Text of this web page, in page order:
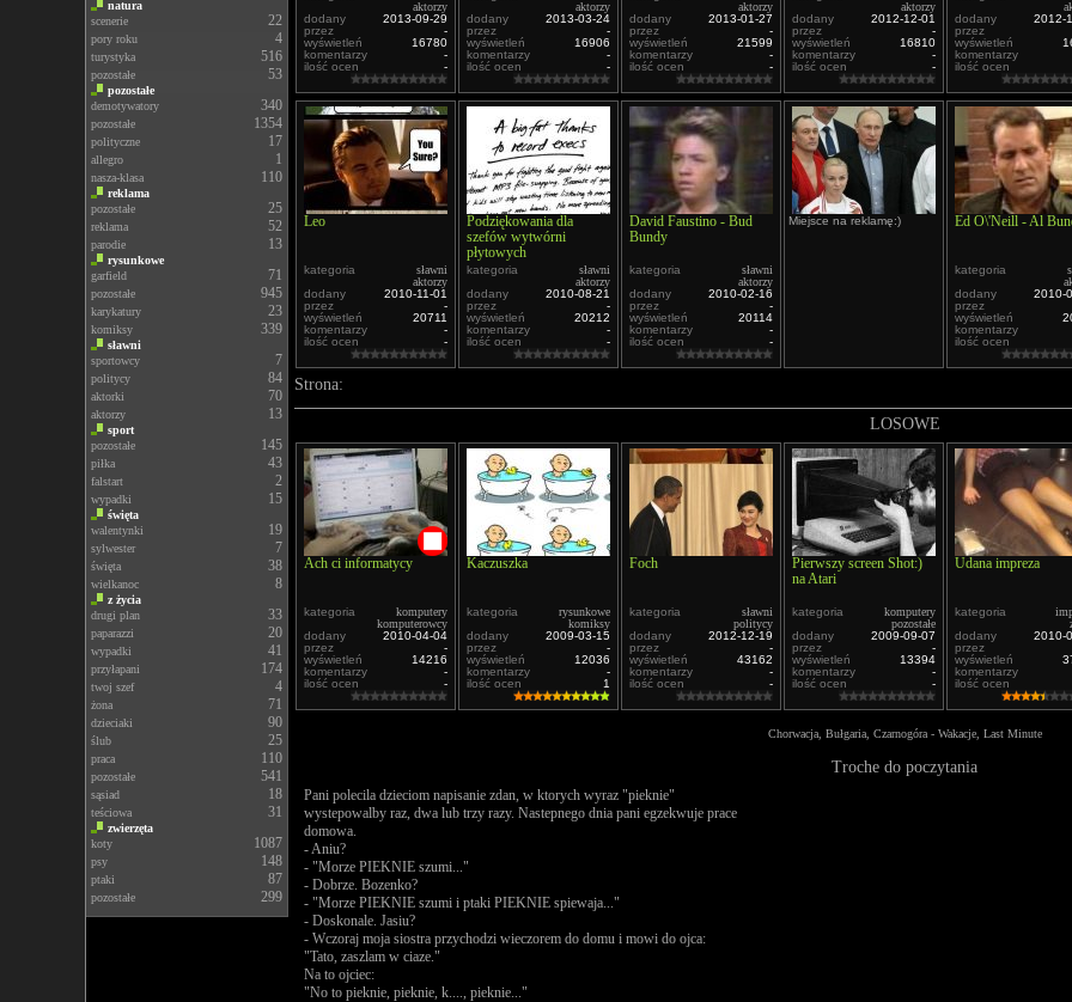
natura
scenerie
22
pory roku 4
turystyka 516
pozostałe 53
pozostałe
demotywatory
340
pozostałe 1354
polityczne 17
allegro 1
nasza-klasa 110
reklama
pozostałe
25
reklama 52
parodie 13
rysunkowe
garfield
71
pozostałe 945
karykatury 23
komiksy 339
sławni
sportowcy
7
politycy 84
aktorki 70
aktorzy 13
sport
pozostałe
145
piłka 43
falstart 2
wypadki 15
święta
walentynki
19
sylwester 7
święta 38
wielkanoc 8
z życia
drugi plan
33
paparazzi 20
wypadki 41
przyłapani 174
twoj szef 4
żona 71
dzieciaki 90
ślub 25
praca 110
pozostałe 541
sąsiad 18
teściowa 31
zwierzęta
koty
1087
psy 148
ptaki 87
pozostałe 299
aktorzy
dodany
2013-09-29
przez
-
wyświetleń
16780
komentarzy
-
ilość ocen
-
aktorzy
dodany
2013-03-24
przez
-
wyświetleń
16906
komentarzy
-
ilość ocen
-
aktorzy
dodany
2013-01-27
przez
-
wyświetleń
21599
komentarzy
-
ilość ocen
-
aktorzy
dodany
2012-12-01
przez
-
wyświetleń
16810
komentarzy
-
ilość ocen
-
dodany
2012-
przez
wyświetleń
komentarzy
ilość ocen
Leo
kategoria
sławni
aktorzy
dodany
2010-11-01
przez
-
wyświetleń
20711
komentarzy
-
ilość ocen
-
Podziękowania dla
szefów wytwórni
płytowych
kategoria
sławni
aktorzy
dodany
2010-08-21
przez
-
wyświetleń
20212
komentarzy
-
ilość ocen
-
David Faustino - Bud
Bundy
kategoria
sławni
aktorzy
dodany
2010-02-16
przez
-
wyświetleń
20114
komentarzy
-
ilość ocen
-
Miejsce na reklamę:) Ed O\'Neill - Al
kategoria
dodany
2010-
przez
wyświetleń
komentarzy
ilość ocen
Strona:
LOSOWE
Ach ci informatycy
kategoria
komputery
komputerowcy
dodany
2010-04-04
przez
-
wyświetleń
14216
komentarzy
-
ilość ocen
-
Kaczuszka
kategoria
rysunkowe
komiksy
dodany
2009-03-15
przez
-
wyświetleń
12036
komentarzy
-
ilość ocen
1
Foch
kategoria
sławni
politycy
dodany
2012-12-19
przez
-
wyświetleń
43162
komentarzy
-
ilość ocen
-
Pierwszy screen Shot:)
na Atari
kategoria
komputery
pozostałe
dodany
2009-09-07
przez
-
wyświetleń
13394
komentarzy
-
ilość ocen
-
Udana impreza
kategoria
dodany
2010-
przez
wyświetleń
komentarzy
ilość ocen
Chorwacja, Bułgaria, Czarnogóra - Wakacje, Last Minute
Troche do poczytania
Pani polecila dzieciom napisanie zdan, w ktorych wyraz "pieknie"
wystepowalby raz, dwa lub trzy razy. Nastepnego dnia pani egzekwuje prace
domowa.
- Aniu?
- "Morze PIEKNIE szumi..."
- Dobrze. Bozenko?
- "Morze PIEKNIE szumi i ptaki PIEKNIE spiewaja..."
- Doskonale. Jasiu?
- Wczoraj moja siostra przychodzi wieczorem do domu i mowi do ojca:
"Tato, zaszlam w ciaze."
Na to ojciec:
"No to pieknie, pieknie, k...., pieknie..."